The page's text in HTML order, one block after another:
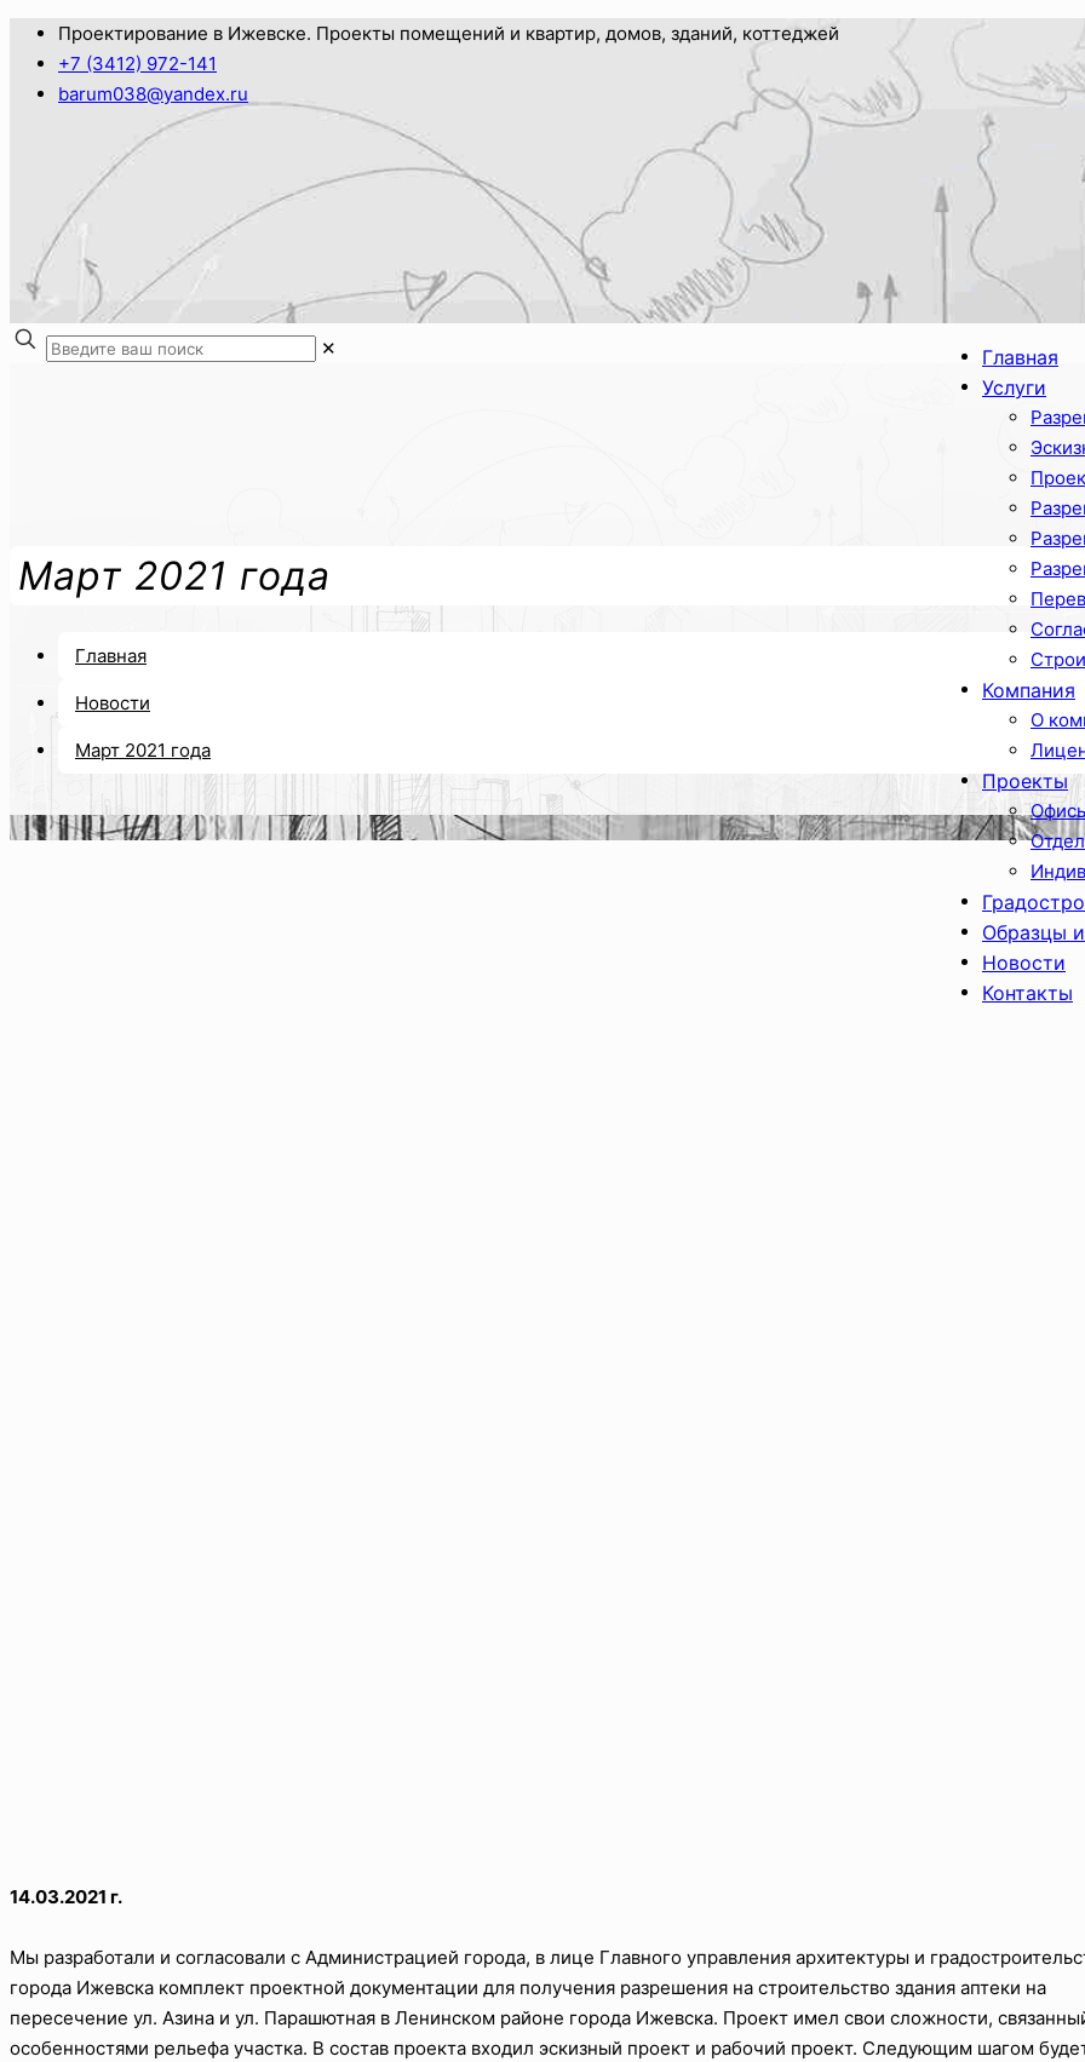
Проектирование в Ижевске. Проекты помещений и квартир, домов, зданий, коттеджей
+7 (3412) 972-141
barum038@yandex.ru
Главная
Услуги
Компания
О
Проекты
Образцы
Новости
Контакты
✕
Март 2021 года
Главная
Новости
Март 2021 года
14.03.2021 г.
Мы разработали и согласовали с Администрацией города, в лице Главного управления архитектуры и
города Ижевска комплект проектной документации для получения разрешения на строительство здания аптеки на
пересечение ул. Азина и ул. Парашютная в Ленинском районе города Ижевска. Проект имел свои сложности,
особенностями рельефа участка. В состав проекта входил эскизный проект и рабочий проект. Следующим шагом